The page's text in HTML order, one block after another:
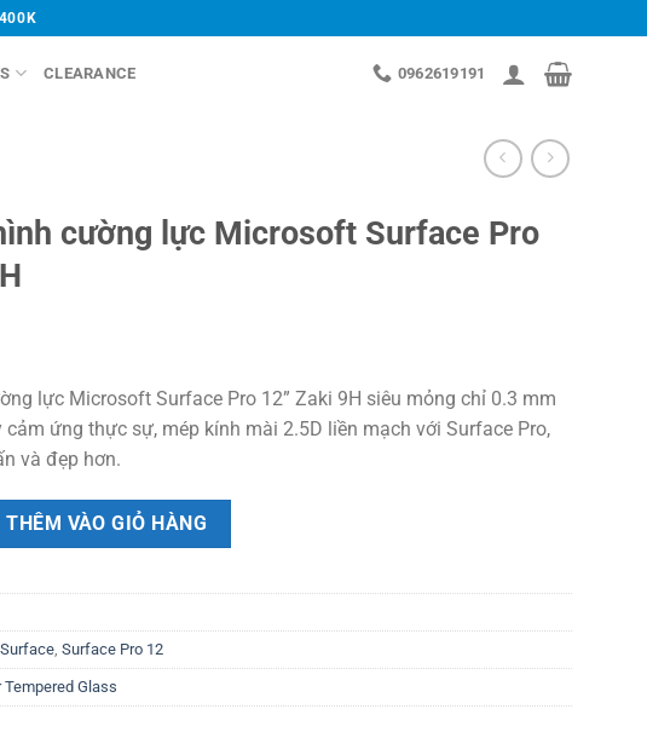
CLEARANCE 0962619191
cường lực Microsoft Surface Pro
lực Microsoft Surface Pro 12” Zaki 9H siêu mỏng chỉ 0.3 mm
ứng thực sự, mép kính mài 2.5D liền mạch với Surface Pro,
và đẹp hơn.
lực Microsoft Surface Pro 12'' Zaki 9H số lượng
THÊM VÀO GIỎ HÀNG
Surface Pro 12
Glass